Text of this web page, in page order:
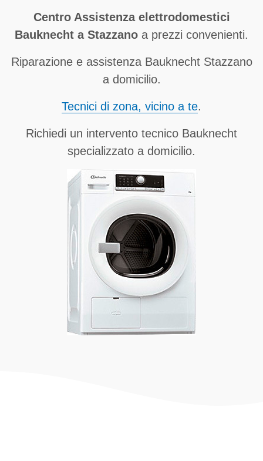
Centro Assistenza elettrodomestici
Bauknecht a Stazzano a prezzi convenienti.
Riparazione e assistenza Bauknecht Stazzano
a domicilio.
Tecnici di zona, vicino a te.
Richiedi un intervento tecnico Bauknecht
specializzato a domicilio.